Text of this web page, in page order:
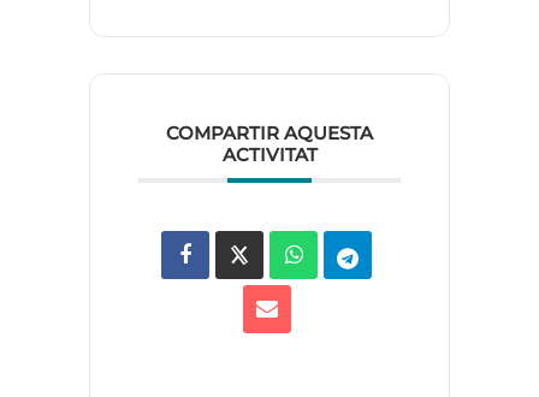
COMPARTIR AQUESTA
ACTIVITAT